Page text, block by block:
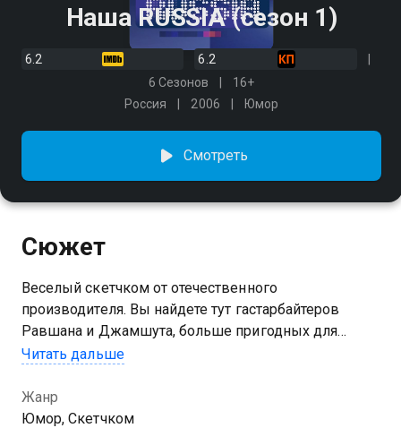
Наша RUSSIA (сезон 1)
6.2
6.2
6 Сезонов
16+
Россия
2006 Юмор
Смотреть
Сюжет
Веселый скетчком от отечественного
производителя. Вы найдете тут гастарбайтеров
Равшана и Джамшута, больше пригодных для
разрушений, чем для строительства. Вам покажут
любые ухищрения ради взрослых развлечений. Вы
близко познакомитесь с мечтами фрезеровщика,
Читать дальше
Жанр
Юмор, Скетчком